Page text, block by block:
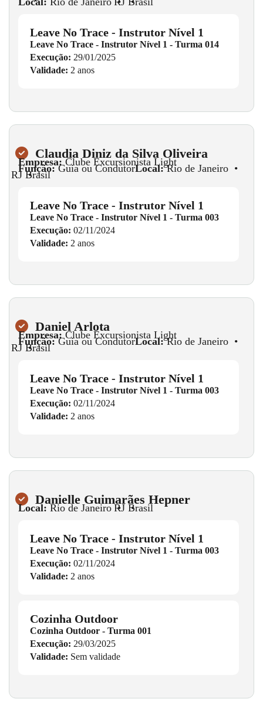
Leave No Trace - Instrutor Nível 1
Leave No Trace - Instrutor Nível 1 - Turma 014
Execução: 29/01/2025
Validade: 2 anos
Claudia Diniz da Silva Oliveira
Empresa: Clube Excursionista Light
Função: Guia ou CondutorLocal:Rio de Janeiro •
RJ •
Brasil
Leave No Trace - Instrutor Nível 1
Leave No Trace - Instrutor Nível 1 - Turma 003
Execução: 02/11/2024
Validade: 2 anos
Daniel Arlota
Empresa: Clube Excursionista Light
Função: Guia ou CondutorLocal:Rio de Janeiro •
RJ •
Brasil
Leave No Trace - Instrutor Nível 1
Leave No Trace - Instrutor Nível 1 - Turma 003
Execução: 02/11/2024
Validade: 2 anos
Danielle Guimarães Hepner
Local: Rio de Janeiro •
RJ •
Brasil
Leave No Trace - Instrutor Nível 1
Leave No Trace - Instrutor Nível 1 - Turma 003
Execução: 02/11/2024
Validade: 2 anos
Cozinha Outdoor
Cozinha Outdoor - Turma 001
Execução: 29/03/2025
Validade: Sem validade